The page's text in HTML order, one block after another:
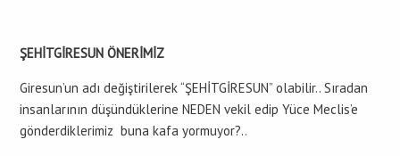
ŞEHİTGİRESUN ÖNERİMİZ
Giresun’un adı değiştirilerek “ŞEHİTGİRESUN” olabilir.. Sıradan
insanlarının düşündüklerine NEDEN vekil edip Yüce Meclis’e
gönderdiklerimiz buna kafa yormuyor?..